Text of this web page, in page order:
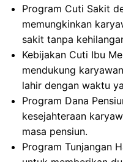
Program Cuti Sakit
memungkinkan
sakit tanpa
Kebijakan Cuti Ibu
mendukung
lahir dengan waktu
Program Dana
kesejahteraan
masa pensiun.
Program Tunjangan